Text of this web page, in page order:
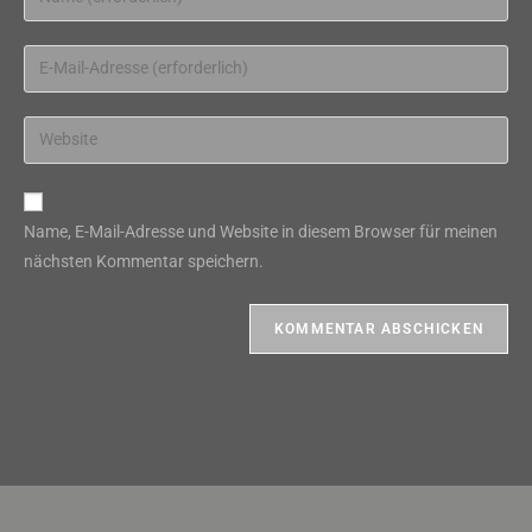
deinen
Namen
oder
zum
Kommentieren
ein
Gib
deine
E-
Mail-
zum
Kommentieren
ein
Gib
deine
Website-
Name, E-Mail-Adresse und Website in diesem Browser für meinen
nächsten Kommentar speichern.